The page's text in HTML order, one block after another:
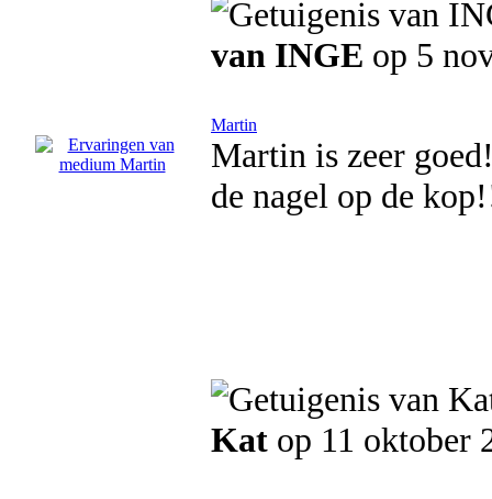
van INGE op 5
Martin
Martin is zeer
de nagel op de
Kat op 11 oktober